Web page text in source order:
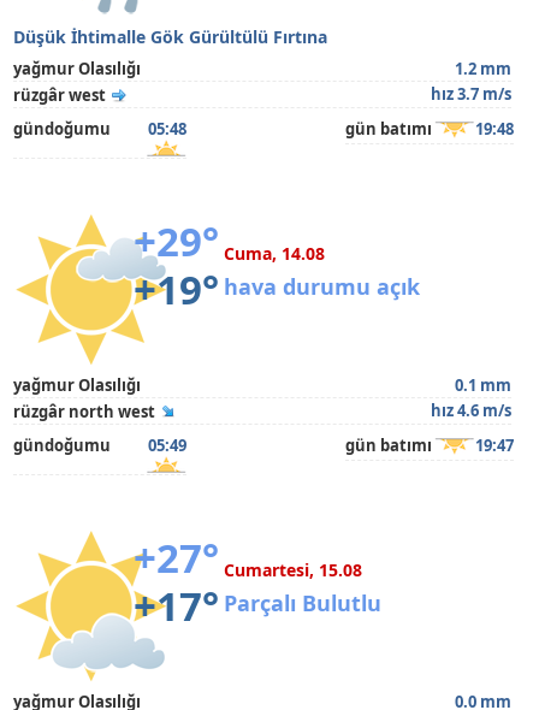
Düşük İhtimalle Gök Gürültülü Fırtına
yağmur Olasılığı
1.2 mm
rüzgâr west
hız 3.7 m/s
gündoğumu
05:48 gün batımı 19:48
+29°
+19°
Cuma, 14.08
hava durumu açık
yağmur Olasılığı
0.1 mm
rüzgâr north west
hız 4.6 m/s
gündoğumu
05:49 gün batımı 19:47
+27°
+17°
Cumartesi, 15.08
Parçalı Bulutlu
yağmur Olasılığı
0.0 mm